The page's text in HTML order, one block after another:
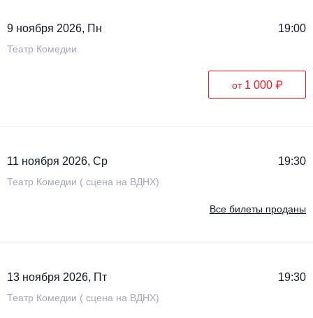
9 ноября 2026, Пн 19:00
Театр Комедии.
от 1 000 ₽
11 ноября 2026, Ср 19:30
Театр Комедии ( сцена на ВДНХ)
Все билеты проданы
13 ноября 2026, Пт 19:30
Театр Комедии ( сцена на ВДНХ)